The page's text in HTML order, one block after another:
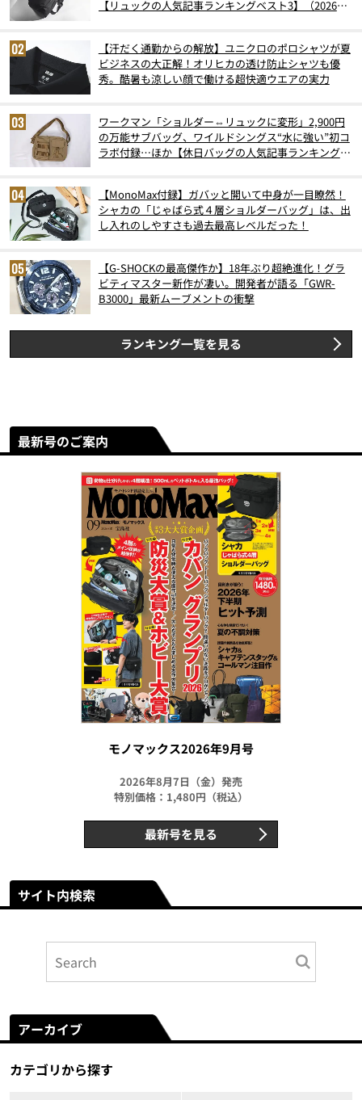
【リュックの人気記事ランキングベスト3】（2026年
【汗だく通勤からの解放】ユニクロのポロシャツが夏
ビジネスの大正解！オリヒカの透け防止シャツも優
秀。酷暑も涼しい顔で働ける超快適ウエアの実力
ワークマン「ショルダー⇔リュックに変形」2,900円
の万能サブバッグ、ワイルドシングス“水に強い”初コ
ラボ付録…ほか【休日バッグの人気記事ランキングベ
【MonoMax付録】ガバッと開いて中身が一目瞭然！
シャカの「じゃばら式４層ショルダーバッグ」は、出
し入れのしやすさも過去最高レベルだった！
【G-SHOCKの最高傑作か】18年ぶり超絶進化！グラ
ビティマスター新作が凄い。開発者が語る「GWR-
B3000」最新ムーブメントの衝撃
ランキング一覧を見る
最新号のご案内
モノマックス2026年9月号
2026年8月7日（金）発売
特別価格：1,480円（税込）
最新号を見る
サイト内検索
アーカイブ
カテゴリから探す